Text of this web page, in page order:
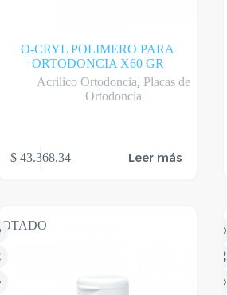
O-CRYL POLIMERO PARA
ORTODONCIA X60 GR
Acrilico Ortodoncia, Placas de
Ortodoncia
$43.368,34 Leer más